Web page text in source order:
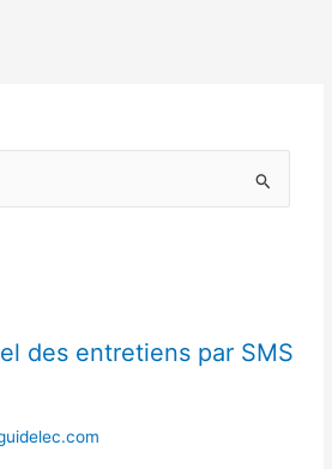
des entretiens par SMS